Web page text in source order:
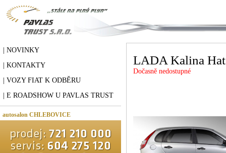
| NOVINKY
| KONTAKTY
| VOZY FIAT K ODBĚRU
| E ROADSHOW U PAVLAS TRUST
autosalon CHLEBOVICE
LADA Kalina
Dočasně nedostupné